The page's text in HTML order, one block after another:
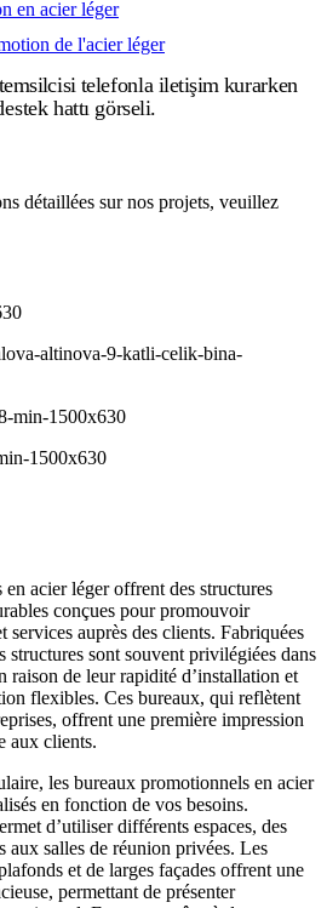
en acier léger
de l'acier léger
détaillées sur nos projets, veuillez
acier léger offrent des structures
conçues pour promouvoir
services auprès des clients. Fabriquées
structures sont souvent privilégiées dans
raison de leur rapidité d’installation et
flexibles. Ces bureaux, qui reflètent
offrent une première impression
aux clients.
les bureaux promotionnels en acier
en fonction de vos besoins.
d’utiliser différents espaces, des
aux salles de réunion privées. Les
et de larges façades offrent une
permettant de présenter